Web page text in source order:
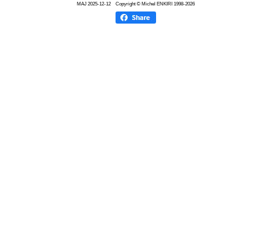
MAJ 2025-12-12Copyright © Michel ENKIRI 1998-2026